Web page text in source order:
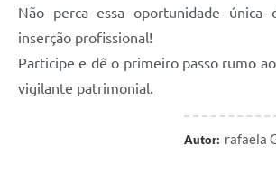
Não perca essa oportunidade única
inserção profissional!
Participe e dê o primeiro passo rumo
vigilante patrimonial.
Autor: rafaela